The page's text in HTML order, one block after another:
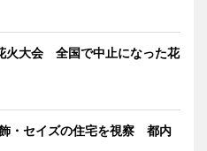
火大会 全国で中止になった花
・セイズの住宅を視察 都内